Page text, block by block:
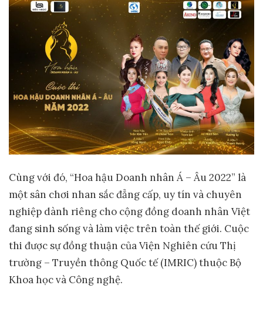
Cùng với đó, “Hoa hậu Doanh nhân Á – Âu 2022” là
một sân chơi nhan sắc đẳng cấp, uy tín và chuyên
nghiệp dành riêng cho cộng đồng doanh nhân Việt
đang sinh sống và làm việc trên toàn thế giới. Cuộc
thi được sự đồng thuận của Viện Nghiên cứu Thị
trường – Truyền thông Quốc tế (IMRIC) thuộc Bộ
Khoa học và Công nghệ.